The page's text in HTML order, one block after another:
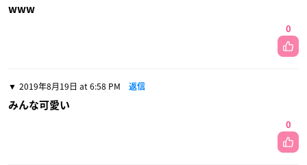
www
0
2019年8月19日 at 6:58 PM 返信
みんな可愛い
0